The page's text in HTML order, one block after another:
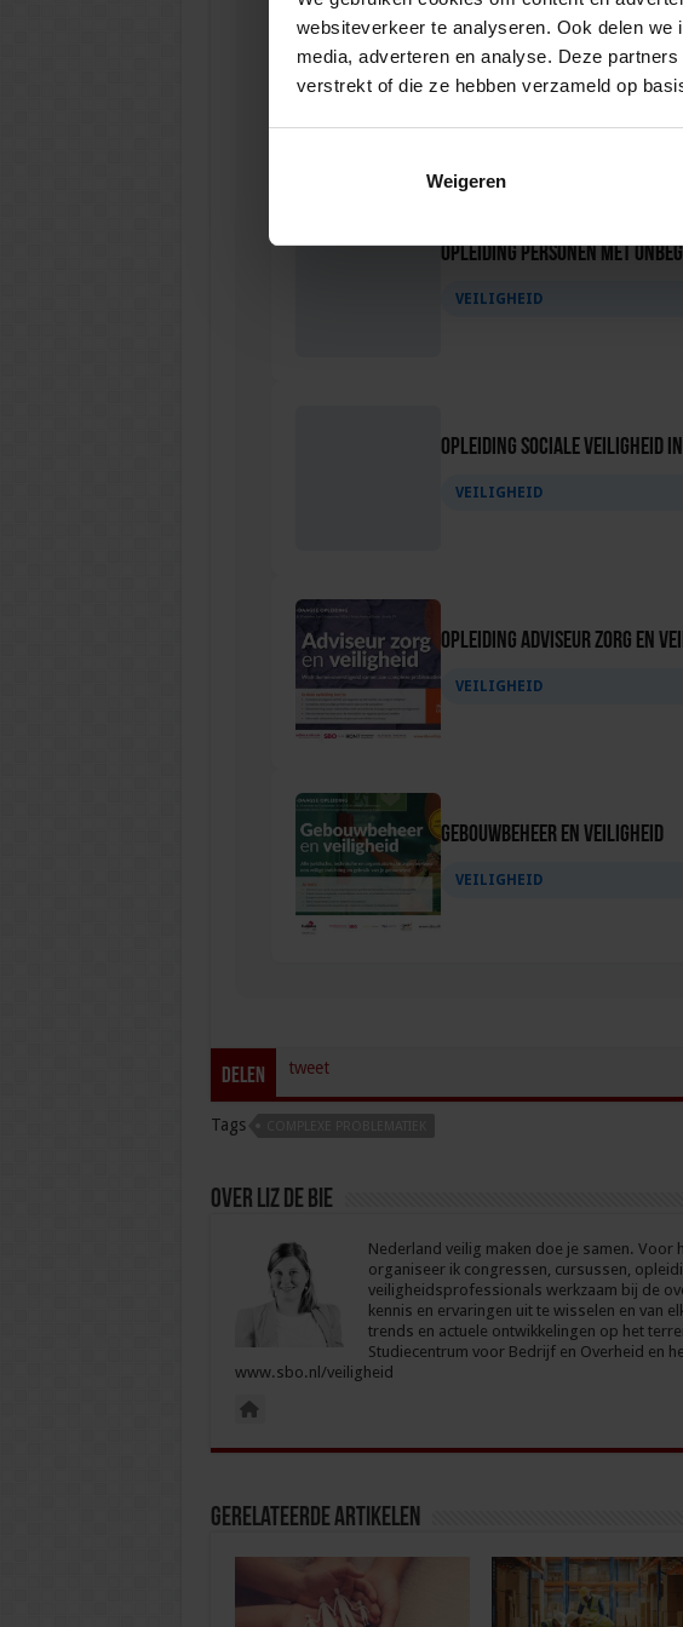
websiteverkeer te analyseren. Ook delen
media, adverteren en analyse. Deze
verstrekt of die ze hebben verzameld op
Weigeren
Opleiding Coördinator
Opleiding Personen met
VEILIGHEID
Opleiding Sociale Veiligheid
VEILIGHEID
Opleiding Adviseur zorg en
VEILIGHEID
Gebouwbeheer en veiligheid
VEILIGHEID
Delen tweet
Tags
Over Liz de Bie
Nederland veilig maken doe je samen. Voor
organiseer ik congressen, cursussen,
veiligheidsprofessionals werkzaam bij de
kennis en ervaringen uit te wisselen en van
trends en actuele ontwikkelingen op het
Studiecentrum voor Bedrijf en Overheid en
www.sbo.nl/veiligheid
Gerelateerde Artikelen